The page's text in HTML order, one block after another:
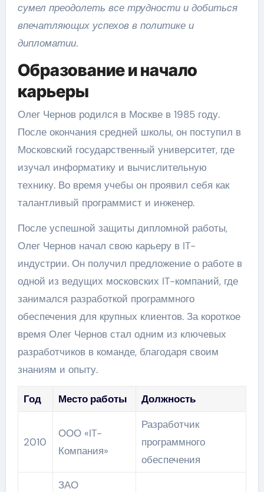
сумел преодолеть все трудности и добиться
впечатляющих успехов в политике и
дипломатии.
Образование и начало
карьеры
Олег Чернов родился в Москве в 1985 году.
После окончания средней школы, он поступил в
Московский государственный университет, где
изучал информатику и вычислительную
технику. Во время учебы он проявил себя как
талантливый программист и инженер.
После успешной защиты дипломной работы,
Олег Чернов начал свою карьеру в IT-
индустрии. Он получил предложение о работе в
одной из ведущих московских IT-компаний, где
занимался разработкой программного
обеспечения для крупных клиентов. За короткое
время Олег Чернов стал одним из ключевых
разработчиков в команде, благодаря своим
знаниям и опыту.
Год Место работы Должность
2010
ООО «IT-
Компания»
Разработчик
программного
обеспечения
ЗАО